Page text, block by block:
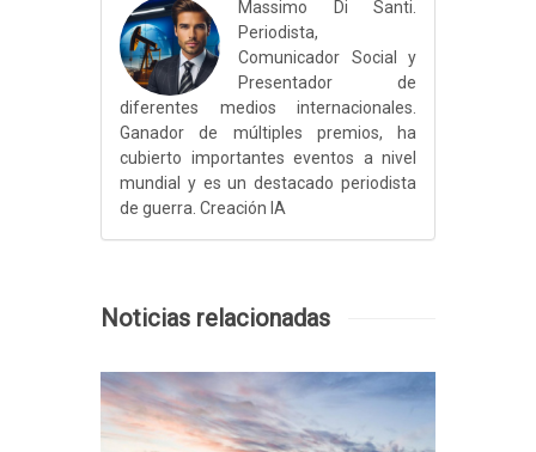
Massimo Di Santi.
Periodista,
Comunicador Social y
Presentador de
diferentes medios internacionales.
Ganador de múltiples premios, ha
cubierto importantes eventos a nivel
mundial y es un destacado periodista
de guerra. Creación IA
Noticias relacionadas